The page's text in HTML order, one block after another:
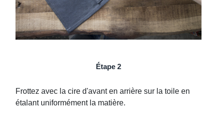
Étape 2
Frottez avec la cire d'avant en arrière sur la toile en
étalant uniformément la matière.